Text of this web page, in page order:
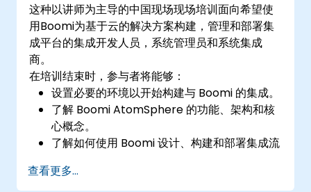
这种以讲师为主导的中国现场现场培训面向希望使
用Boomi为基于云的解决方案构建，管理和部署集
成平台的集成开发人员，系统管理员和系统集成
商。
在培训结束时，参与者将能够：
设置必要的环境以开始构建与 Boomi 的集成。
了解 Boomi AtomSphere 的功能、架构和核
心概念。
了解如何使用 Boomi 设计、构建和部署集成流
使用 Boomi 的仪表板和报告选项来监控应用程
查看更多...